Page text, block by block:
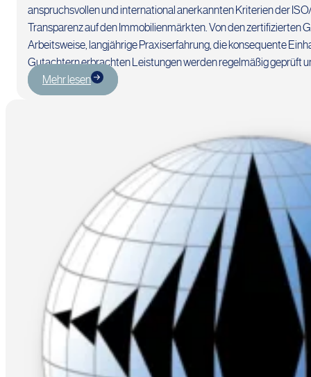
anspruchsvollen und international anerkannten Kriterien der
Transparenz auf den Immobilienmärkten. Von den zertifizierten
Arbeitsweise, langjährige Praxiserfahrung, die konsequente
Gutachtern erbrachten Leistungen werden regelmäßig geprüft
Mehr lesen